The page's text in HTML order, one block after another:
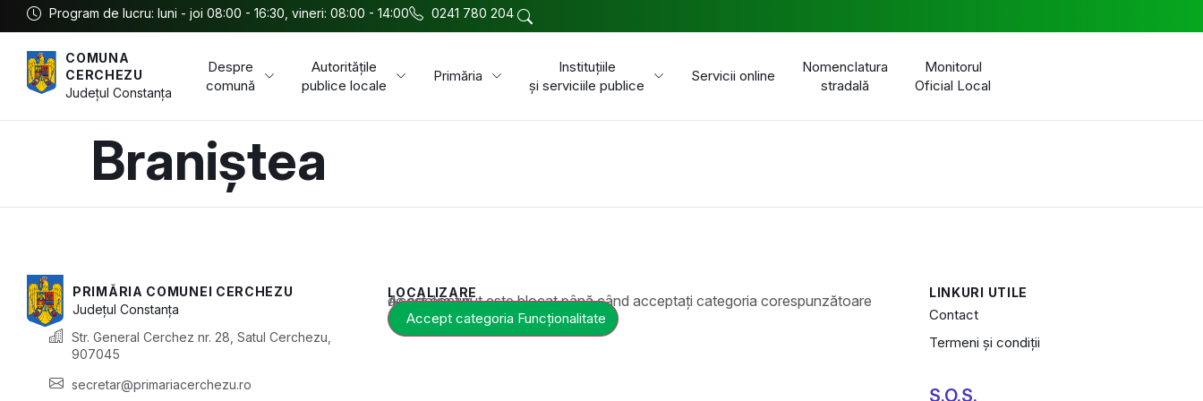
Program de lucru: luni - joi 08:00 - 16:30, vineri: 08:00 - 14:00 0241 780 204
COMUNA
CERCHEZU
JudețulConstanța
Despre
comună
Autoritățile
publice locale
Primăria
Instituțiile
și serviciile publice
Servicii online
Nomenclatura
stradală
Monitorul
Oficial Local
Braniștea
PRIMĂRIA COMUNEI CERCHEZU
JudețulConstanța
Str. General Cerchez nr. 28, Satul Cerchezu,
907045
secretar@primariacerchezu.ro
LOCALIZARE
Acest conținut este blocat până când acceptați categoria corespunzătoare de cookie-uri.
Accept categoria Funcționalitate
LINKURI UTILE
Contact
Termeni și condiții
S.O.S.